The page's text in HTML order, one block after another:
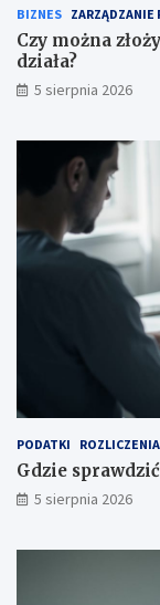
BIZNES ZARZĄDZANIE
Czy można
działa?
5 sierpnia 2026
PODATKI
Gdzie
5 sierpnia 2026